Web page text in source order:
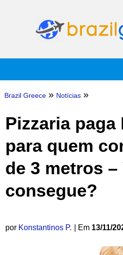
Brazil Greece » Notícias »
Pizzaria paga
para quem
de 3 metros –
consegue?
por Konstantinos P. | Em 13/11/